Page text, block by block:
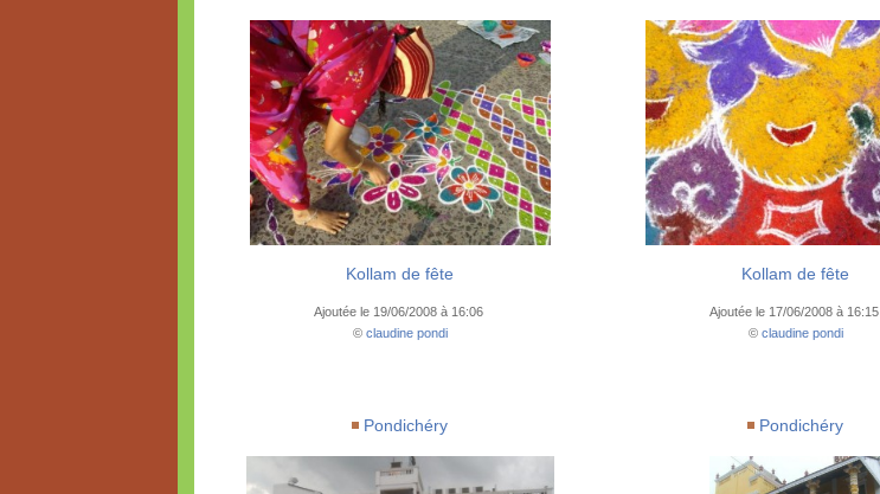
Kollam de fête
Ajoutée le 19/06/2008 à 16:06
© claudine pondi
Kollam de fête
Ajoutée le 17/06/2008 à 16:15
© claudine pondi
Pondichéry Pondichéry